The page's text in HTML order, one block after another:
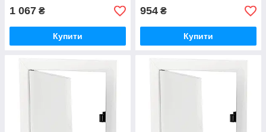
1 067 ₴
Купити
954 ₴
Купити